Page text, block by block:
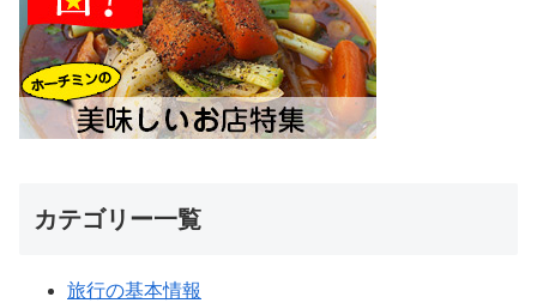
カテゴリー一覧
旅行の基本情報